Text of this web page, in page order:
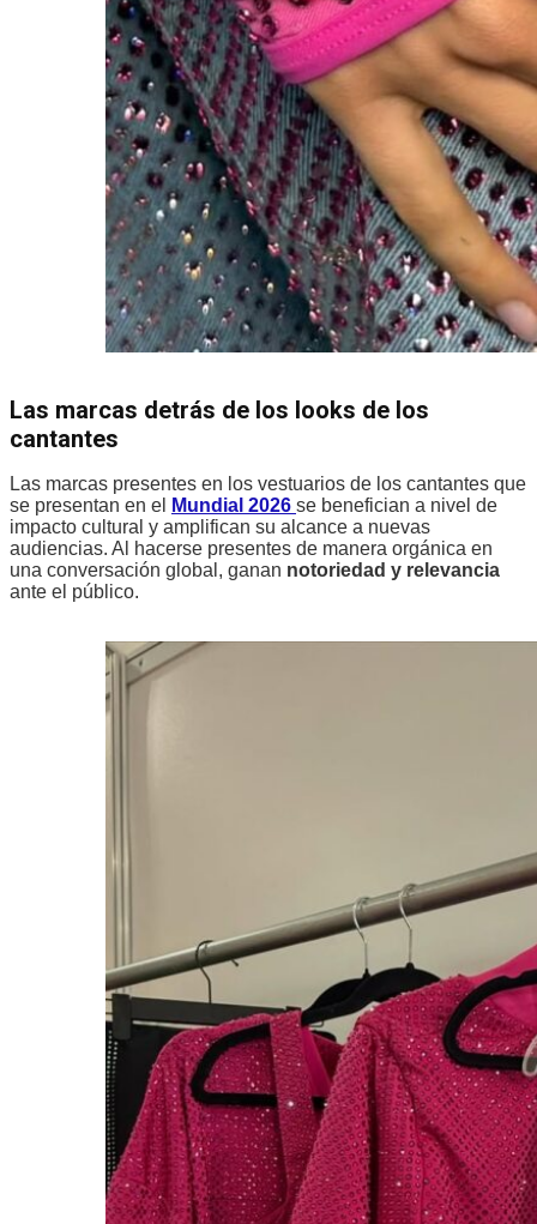
Las marcas detrás de los looks de los
cantantes
Las marcas presentes en los vestuarios de los cantantes que
se presentan en el
Mundial 2026 se benefician a nivel de
impacto cultural y amplifican su alcance a nuevas
audiencias. Al hacerse presentes de manera orgánica en
una conversación global, ganan notoriedad y relevancia
ante el público.